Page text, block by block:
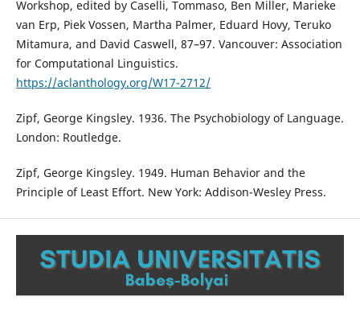
Workshop, edited by Caselli, Tommaso, Ben Miller, Marieke
van Erp, Piek Vossen, Martha Palmer, Eduard Hovy, Teruko
Mitamura, and David Caswell, 87–97. Vancouver: Association
for Computational Linguistics.
https://aclanthology.org/W17-2712/
Zipf, George Kingsley. 1936. The Psychobiology of Language.
London: Routledge.
Zipf, George Kingsley. 1949. Human Behavior and the
Principle of Least Effort. New York: Addison-Wesley Press.